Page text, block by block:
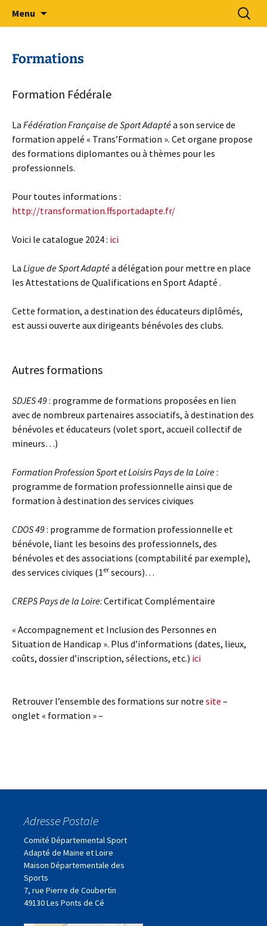
Comité Départemental Sport
Adapté 49
Sport Adapté 49
Menu
Formations
Formation Fédérale
La Fédération Française de Sport Adaptéa son service de
formation appelé « Trans’Formation ». Cet organe propose
des formations diplomantes ou à thèmes pour les
professionnels.
Pour toutes informations :
http://transformation.ffsportadapte.fr/
Voici le catalogue 2024 : ici
La Ligue de Sport Adaptéa délégation pour mettre en place
les Attestations de Qualifications en Sport Adapté .
Cette formation, a destination des éducateurs diplômés,
est aussi ouverte aux dirigeants bénévoles des clubs.
Autres formations
SDJES 49: programme de formations proposées en lien
avec de nombreux partenaires associatifs, à destination des
bénévoles et éducateurs (volet sport, accueil collectif de
mineurs…)
Formation Profession Sport et Loisirs Pays de la Loire:
programme de formation professionnelle ainsi que de
formation à destination des services civiques
CDOS 49: programme de formation professionnelle et
bénévole, liant les besoins des professionnels, des
bénévoles et des associations (comptabilité par exemple),
des services civiques (1er secours)…
CREPS Pays de la Loire: Certificat Complémentaire
« Accompagnement et Inclusion des Personnes en
Situation de Handicap ». Plus d’informations (dates, lieux,
coûts, dossier d’inscription, sélections, etc.) ici
Retrouver l’ensemble des formations sur notre site –
onglet « formation » –
Adresse Postale
Comité Départemental Sport
Adapté de Maine et Loire
Maison Départementale des
Sports
7, rue Pierre de Coubertin
49130 Les Ponts de Cé